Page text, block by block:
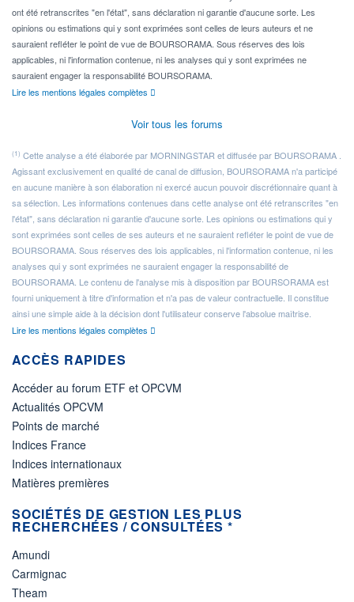
ont été retranscrites "en l'état", sans déclaration ni garantie d'aucune sorte. Les
opinions ou estimations qui y sont exprimées sont celles de leurs auteurs et ne
sauraient refléter le point de vue de BOURSORAMA. Sous réserves des lois
applicables, ni l'information contenue, ni les analyses qui y sont exprimées ne
sauraient engager la responsabilité BOURSORAMA.
Lire les mentions légales complètes
Voir tous les forums
(1) Cette analyse a été élaborée par MORNINGSTAR et diffusée par BOURSORAMA .
Agissant exclusivement en qualité de canal de diffusion, BOURSORAMA n'a participé
en aucune manière à son élaboration ni exercé aucun pouvoir discrétionnaire quant à
sa sélection. Les informations contenues dans cette analyse ont été retranscrites "en
l'état", sans déclaration ni garantie d'aucune sorte. Les opinions ou estimations qui y
sont exprimées sont celles de ses auteurs et ne sauraient refléter le point de vue de
BOURSORAMA. Sous réserves des lois applicables, ni l'information contenue, ni les
analyses qui y sont exprimées ne sauraient engager la responsabilité de
BOURSORAMA. Le contenu de l'analyse mis à disposition par BOURSORAMA est
fourni uniquement à titre d'information et n'a pas de valeur contractuelle. Il constitue
ainsi une simple aide à la décision dont l'utilisateur conserve l'absolue maîtrise.
Lire les mentions légales complètes
ACCÈS RAPIDES
Accéder au forum ETF et OPCVM
Actualités OPCVM
Points de marché
Indices France
Indices internationaux
Matières premières
SOCIÉTÉS DE GESTION LES PLUS
RECHERCHÉES / CONSULTÉES *
Amundi
Carmignac
Theam